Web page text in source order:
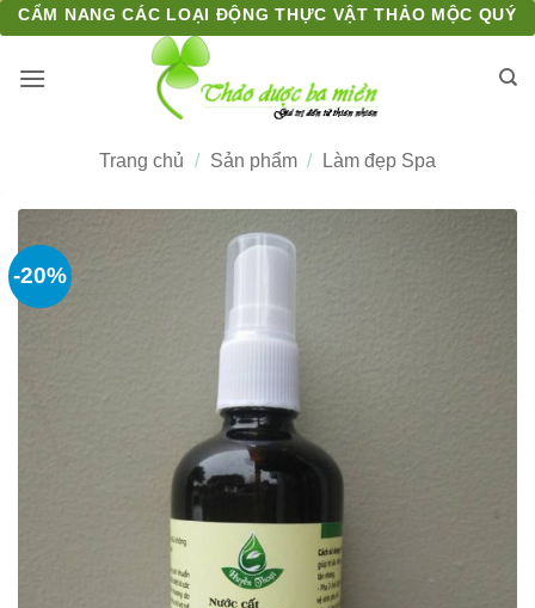
Bỏ
qua
nội
CẨM NANG CÁC LOẠI ĐỘNG THỰC VẬT THẢO MỘC QUÝ
Trang chủ / Sản phẩm / Làm đẹp Spa
-20%